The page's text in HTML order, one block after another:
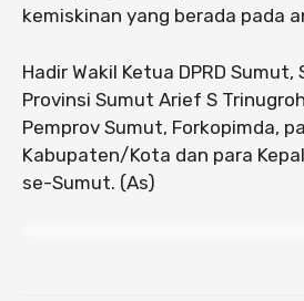
kemiskinan yang berada pada
Hadir Wakil Ketua DPRD
Provinsi Sumut Arief S
Pemprov Sumut, Forkopimda,
Kabupaten/Kota dan para
se-Sumut. (As)